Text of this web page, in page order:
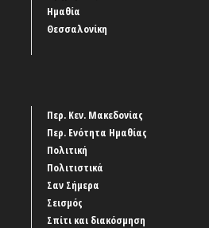
Ημαθία
Θεσσαλονίκη
Περ. Κεν. Μακεδονίας
Περ. Ενότητα Ημαθίας
Πολιτική
Πολιτιστικά
Σαν Σήμερα
Σεισμός
Σπίτι και διακόσμηση